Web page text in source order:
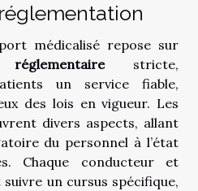
médicalisé repose sur
stricte,
un service fiable,
des lois en vigueur. Les
divers aspects, allant
du personnel à l’état
Chaque conducteur et
un cursus spécifique,